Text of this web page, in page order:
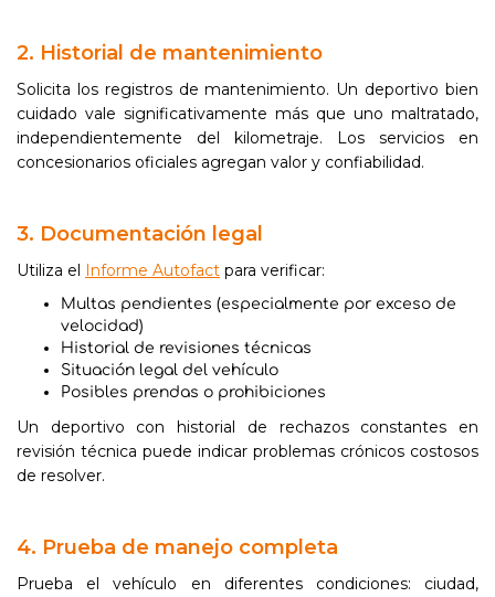
2. Historial de mantenimiento
Solicita los registros de mantenimiento. Un deportivo bien
cuidado vale significativamente más que uno maltratado,
independientemente del kilometraje. Los servicios en
concesionarios oficiales agregan valor y confiabilidad.
3. Documentación legal
Utiliza el Informe Autofact para verificar:
Multas pendientes (especialmente por exceso de
velocidad)
Historial de revisiones técnicas
Situación legal del vehículo
Posibles prendas o prohibiciones
Un deportivo con historial de rechazos constantes en
revisión técnica puede indicar problemas crónicos costosos
de resolver.
4. Prueba de manejo completa
Prueba el vehículo en diferentes condiciones: ciudad,